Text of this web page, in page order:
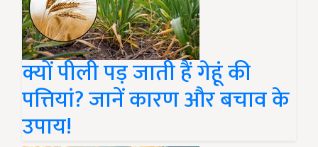
क्यों पीली पड़ जाती हैं गेहूं की
पत्तियां? जानें कारण और बचाव के
उपाय!